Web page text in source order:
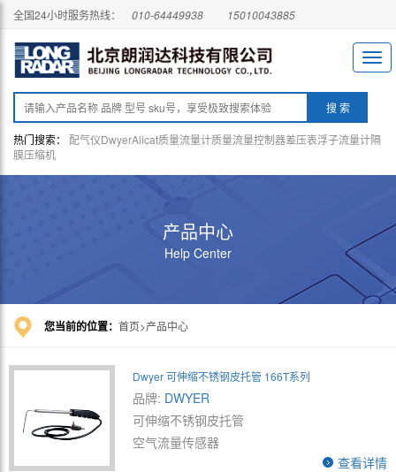
全国24小时服务热线： 010-64449938 15010043885
热门搜索： 配气仪DwyerAlicat质量流量计质量流量控制器差压表浮子流量计隔
膜压缩机
产品中心
Help Center
您当前的位置： 首页 产品中心
Dwyer 可伸缩不锈钢皮托管 166T系列
品牌: DWYER
可伸缩不锈钢皮托管
空气流量传感器
查看详情